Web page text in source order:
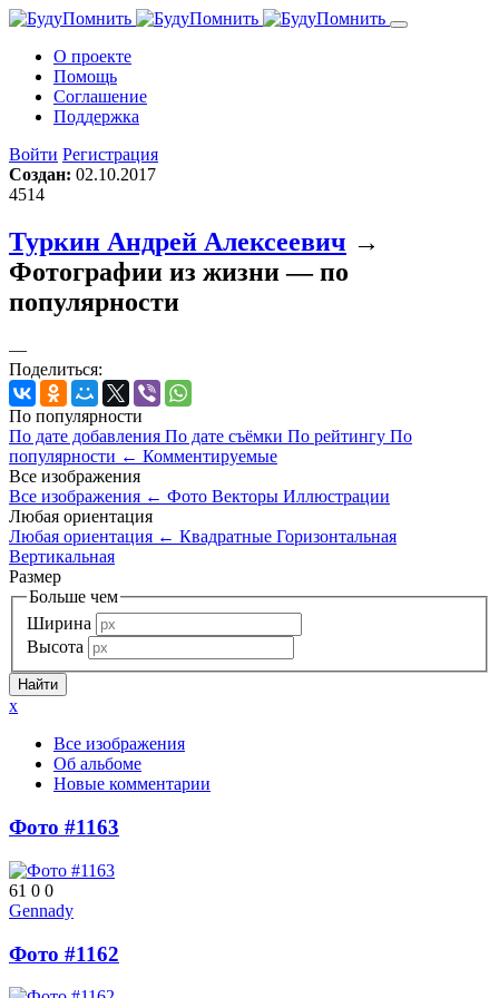
О проекте
Помощь
Cоглашение
Поддержка
Войти Регистрация
Создан: 02.10.2017
4514
Туркин Андрей Алексеевич →
Фотографии из жизни — по
популярности
—
Поделиться:
По популярности
По дате добавления По дате съёмки По рейтингу По
популярности ← Комментируемые
Все изображения
Все изображения ← Фото Векторы Иллюстрации
Любая ориентация
Любая ориентация ← Квадратные Горизонтальная
Вертикальная
Размер
Больше чем
Ширина
Высота
x
Все изображения
Об альбоме
Новые комментарии
Фото #1163
61 0 0
Gennady
Фото #1162